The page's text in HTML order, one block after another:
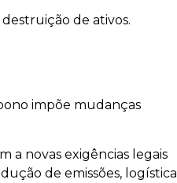
de ativos.
impõe mudanças
a novas exigências legais
de emissões, logística